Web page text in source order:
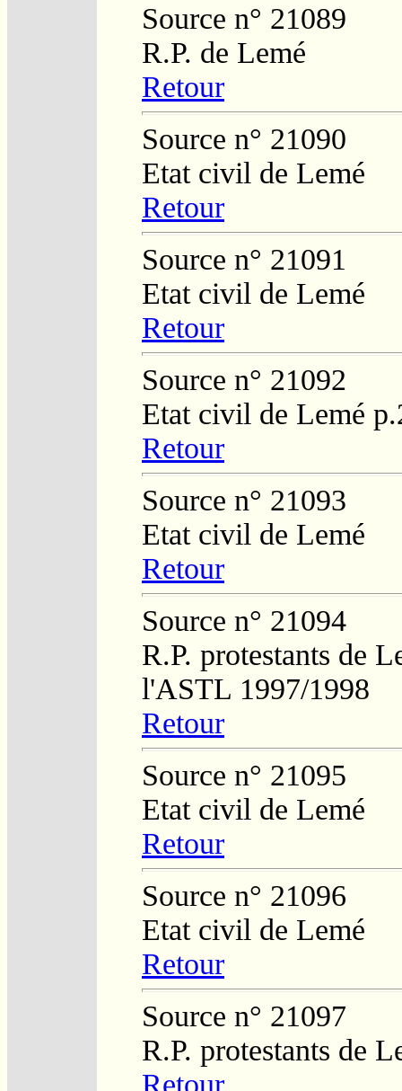
Source n° 21089
R.P. de Lemé
Retour
Source n° 21090
Etat civil de Lemé
Retour
Source n° 21091
Etat civil de Lemé
Retour
Source n° 21092
Etat civil de Lemé
Retour
Source n° 21093
Etat civil de Lemé
Retour
Source n° 21094
R.P. protestants de
l'ASTL 1997/1998
Retour
Source n° 21095
Etat civil de Lemé
Retour
Source n° 21096
Etat civil de Lemé
Retour
Source n° 21097
R.P. protestants de
Retour